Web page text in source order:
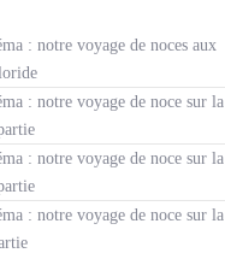
: notre voyage de noces aux
: notre voyage de noce sur la
: notre voyage de noce sur la
: notre voyage de noce sur la